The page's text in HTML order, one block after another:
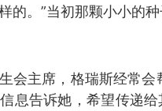
的。”当初那颗小小的种
会主席，格瑞斯经常
息告诉她，希望传递